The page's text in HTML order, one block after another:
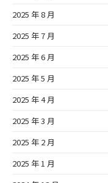
2025 年 8 月
2025 年 7 月
2025 年 6 月
2025 年 5 月
2025 年 4 月
2025 年 3 月
2025 年 2 月
2025 年 1 月